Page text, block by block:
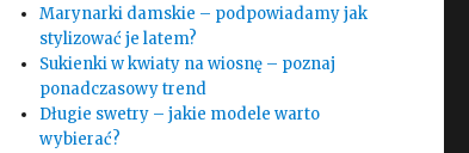
Marynarki damskie – podpowiadamy jak
stylizować je latem?
Sukienki w kwiaty na wiosnę – poznaj
ponadczasowy trend
Długie swetry – jakie modele warto
wybierać?